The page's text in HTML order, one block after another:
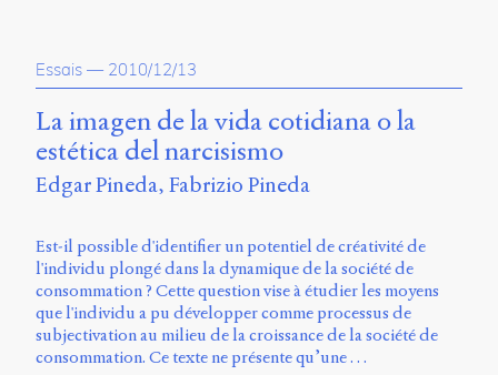
site
été
par
Julie
Bouton,
Jérémy
De
Barros,
Émile
Greis,
Essais — 2010/12/13
La imagen de la vida cotidiana o la
estética del narcisismo
Edgar Pineda Fabrizio Pineda
Est-il possible d'identifier un potentiel de créativité de
l'individu plongé dans la dynamique de la société de
consommation ? Cette question vise à étudier les moyens
que l'individu a pu développer comme processus de
subjectivation au milieu de la croissance de la société de
consommation. Ce texte ne présente qu’une …